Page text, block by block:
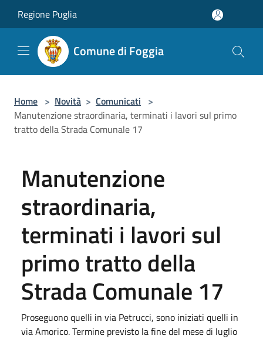
Regione Puglia
Comune di Foggia
Home > Novità > Comunicati >
Manutenzione straordinaria, terminati i lavori sul primo
tratto della Strada Comunale 17
Manutenzione
straordinaria,
terminati i lavori sul
primo tratto della
Strada Comunale 17
Proseguono quelli in via Petrucci, sono iniziati quelli in
via Amorico. Termine previsto la fine del mese di luglio